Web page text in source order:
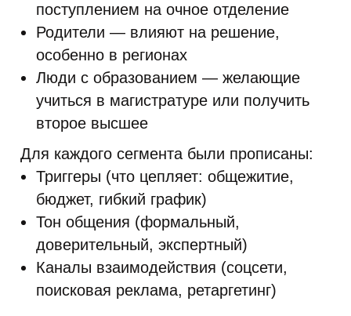
поступлением на очное отделение
Родители — влияют на решение,
особенно в регионах
Люди с образованием — желающие
учиться в магистратуре или получить
второе высшее
Для каждого сегмента были прописаны:
Триггеры (что цепляет: общежитие,
бюджет, гибкий график)
Тон общения (формальный,
доверительный, экспертный)
Каналы взаимодействия (соцсети,
поисковая реклама, ретаргетинг)